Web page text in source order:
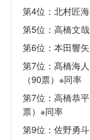
第4位：北村匠
第5位：高橋文
第6位：本田響
第7位：髙橋海
（90票）※同率
第7位：高橋恭
票）※同率
第9位：佐野勇